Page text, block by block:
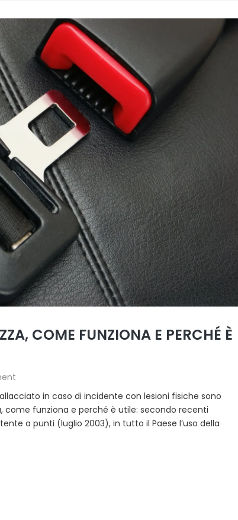
COME FUNZIONA E PERCHÉ È
in caso di incidente con lesioni fisiche sono
come funziona e perché è utile: secondo recenti
a punti (luglio 2003), in tutto il Paese l’uso della